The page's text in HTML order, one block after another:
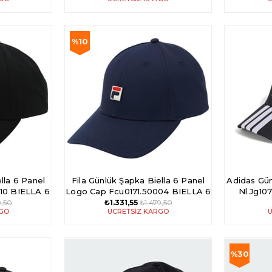
6 Panel
BIELLA 6
Fila Günlük Şapka Biella 6 Panel
Logo Cap Fcu0171.50004 BIELLA 6
PANEL LOGO CAP
₺1.331,55 ₺1.479,50
%10
%10İndirim
ÜCRETSIZ KARGO
Adidas
Nl
%30